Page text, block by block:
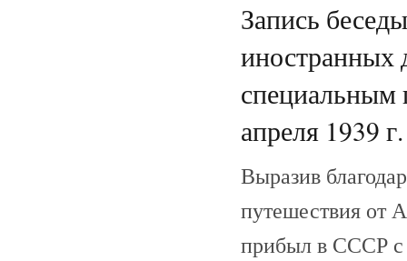
Запись
апреля 1939 г.
Выразив
путешествия от
прибыл в СССР с